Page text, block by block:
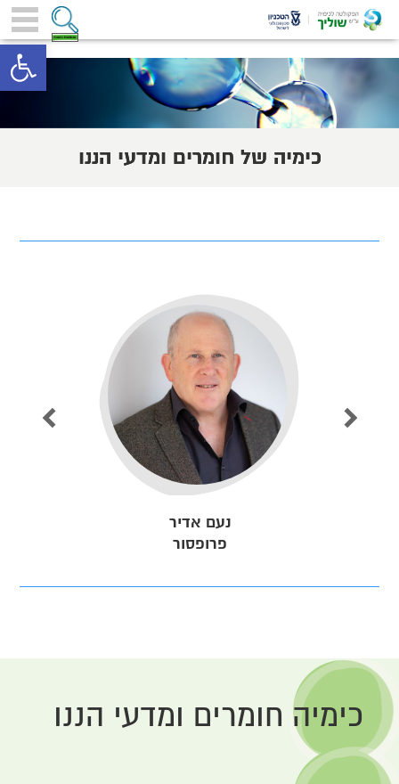
כימיה של חומרים ומדעי הננו
נעם אדיר
פרופסור
כימיה חומרים ומדעי הננו